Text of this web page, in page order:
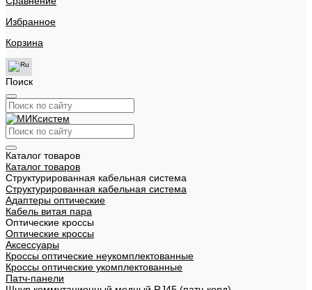
Избранное
Корзина
Поиск
Каталог товаров
Каталог товаров
Структурированная кабельная система
Структурированная кабельная система
Адаптеры оптические
Кабель витая пара
Оптические кроссы
Оптические кроссы
Аксессуары
Кроссы оптические неукомплектованные
Кроссы оптические укомплектованные
Патч-панели